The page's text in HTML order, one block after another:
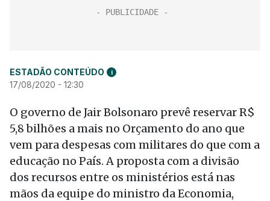
ESTADÃO CONTEÚDO i
17/08/2020 - 12:30
O governo de Jair Bolsonaro prevê reservar R$
5,8 bilhões a mais no Orçamento do ano que
vem para despesas com militares do que com a
educação no País. A proposta com a divisão
dos recursos entre os ministérios está nas
mãos da equipe do ministro da Economia,